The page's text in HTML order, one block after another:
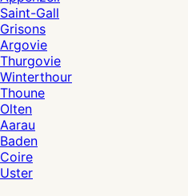
Saint-Gall
Grisons
Argovie
Thurgovie
Winterthour
Thoune
Olten
Aarau
Baden
Coire
Uster